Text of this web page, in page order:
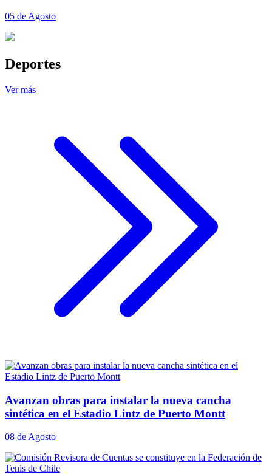
05 de Agosto
Deportes
Ver más
Avanzan obras para instalar la nueva cancha
sintética en el Estadio Lintz de Puerto Montt
08 de Agosto